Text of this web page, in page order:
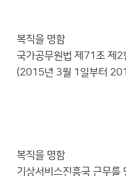
기상청(육
기상주사
복직을 명함
국가공무원법 제71조 제2
(2015년 3월 1일부터
2015.
기상청(질
기상주
복직을 명함
기상서비스진흥국 근무를